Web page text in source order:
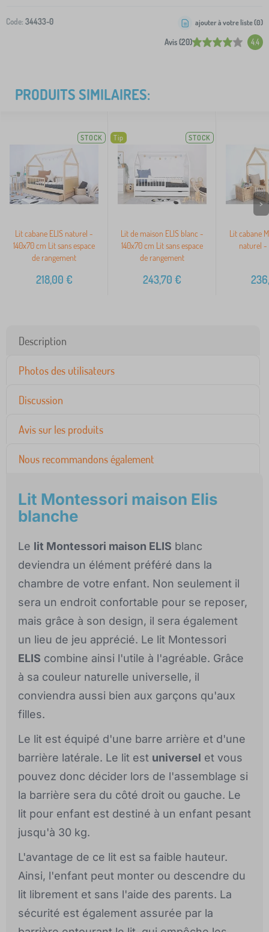
Code: 34433-0
Avis (20) 4.4
ajouter à votre liste (0)
PRODUITS SIMILAIRES:
STOCK
Lit cabane ELIS naturel -
140x70 cm Lit sans espace
de rangement
218,00 €
Tip STOCK
Lit de maison ELIS blanc -
140x70 cm Lit sans espace
de rangement
243,70 €
Lit cabane
naturel -
>
Description
Photos des utilisateurs
Discussion
Avis sur les produits
Nous recommandons également
Lit Montessori maison Elis
blanche
Le lit Montessori maison ELIS blanc
deviendra un élément préféré dans la
chambre de votre enfant. Non seulement il
sera un endroit confortable pour se reposer,
mais grâce à son design, il sera également
un lieu de jeu apprécié. Le lit Montessori
ELIS combine ainsi l'utile à l'agréable. Grâce
à sa couleur naturelle universelle, il
conviendra aussi bien aux garçons qu'aux
filles.
Le lit est équipé d'une barre arrière et d'une
barrière latérale. Le lit est universel et vous
pouvez donc décider lors de l'assemblage si
la barrière sera du côté droit ou gauche. Le
lit pour enfant est destiné à un enfant pesant
jusqu'à 30 kg.
L'avantage de ce lit est sa faible hauteur.
Ainsi, l'enfant peut monter ou descendre du
lit librement et sans l'aide des parents. La
sécurité est également assurée par la